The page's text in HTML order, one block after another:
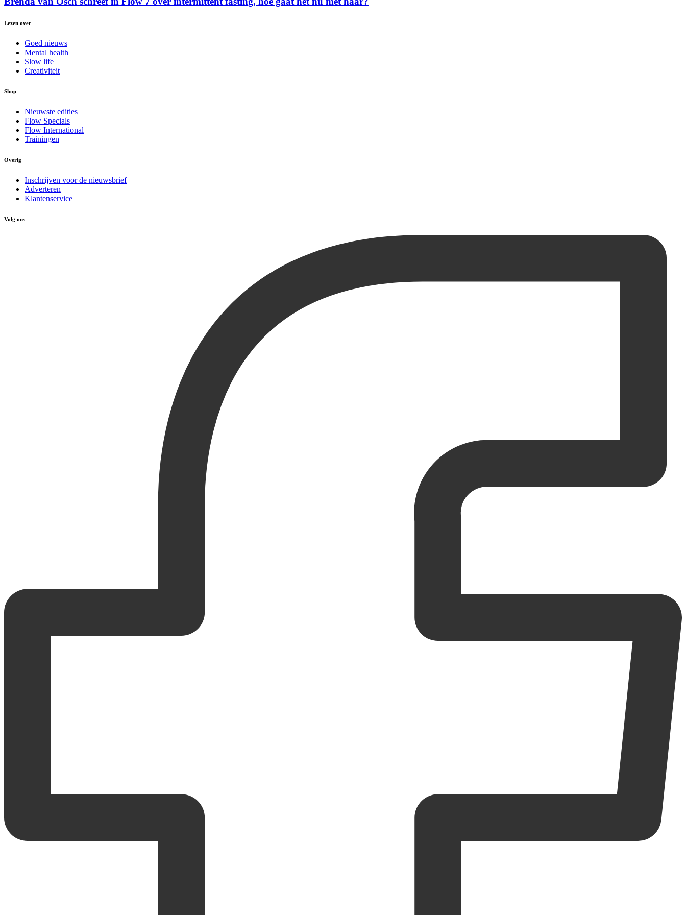
Lezen over
Goed nieuws
Mental health
Slow life
Creativiteit
Shop
Nieuwste edities
Flow Specials
Flow International
Trainingen
Overig
Inschrijven voor de nieuwsbrief
Adverteren
Klantenservice
Volg ons